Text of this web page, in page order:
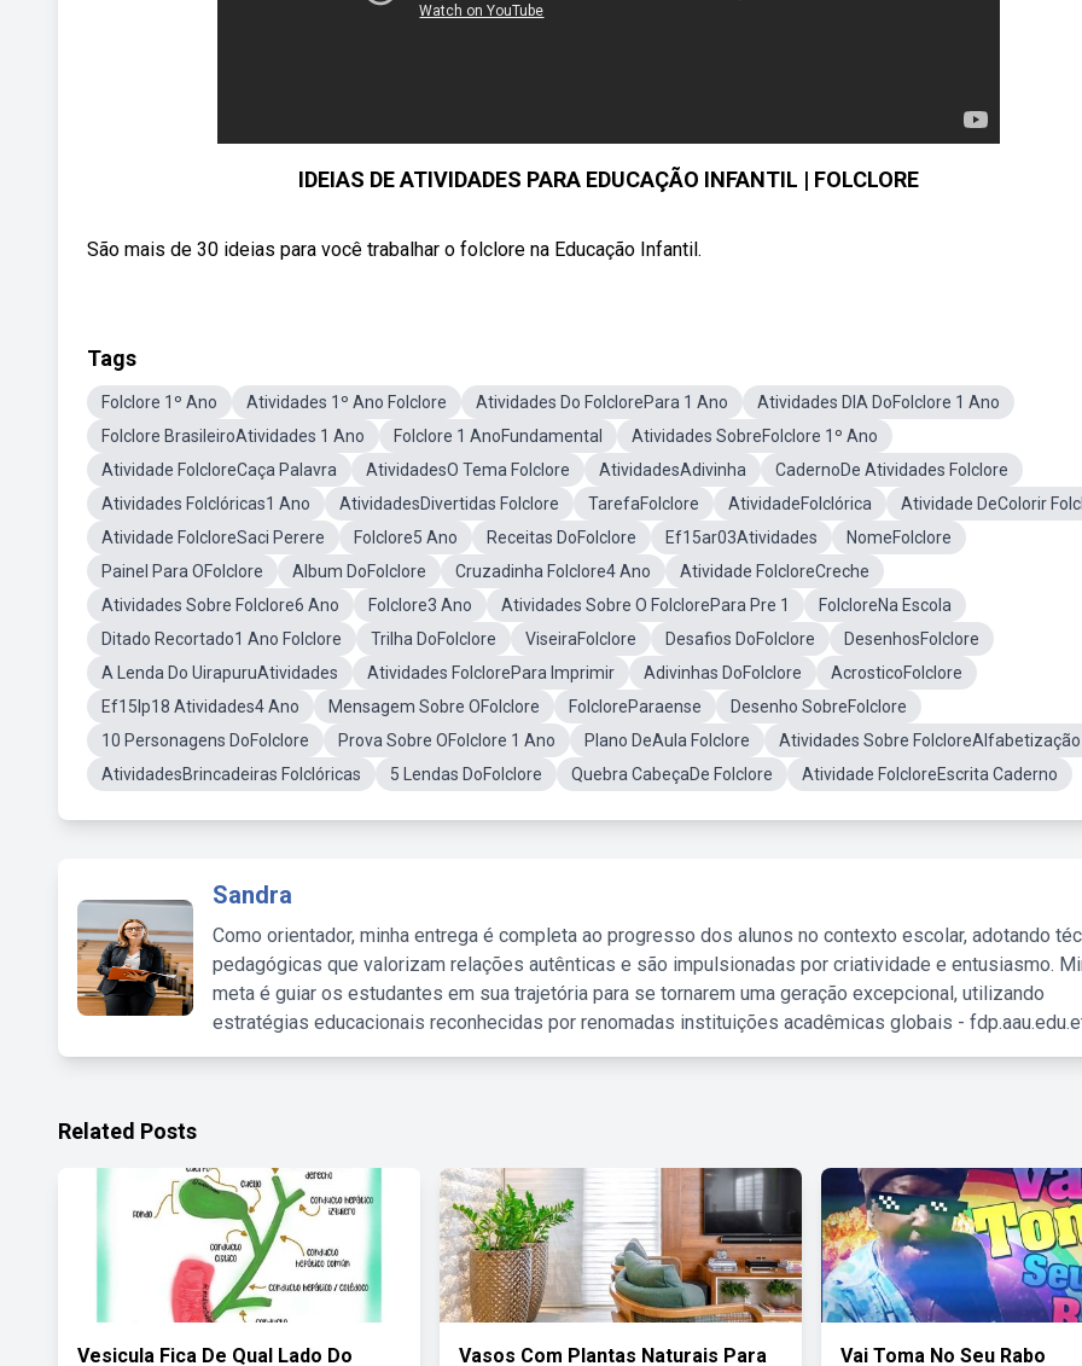
IDEIAS DE ATIVIDADES PARA EDUCAÇÃO INFANTIL | FOLCLORE
São mais de 30 ideias para você trabalhar o folclore na Educação Infantil.
Tags
Folclore 1º Ano Atividades 1º Ano Folclore Atividades Do FolclorePara 1 Ano
Atividades DIA DoFolclore 1 Ano
Folclore BrasileiroAtividades 1 Ano
Folclore 1 AnoFundamental
Atividades SobreFolclore 1º Ano
Atividade FolcloreCaça Palavra
AtividadesO Tema Folclore AtividadesAdivinha
CadernoDe Atividades Folclore
Atividades Folclóricas1 Ano
AtividadesDivertidas Folclore TarefaFolclore AtividadeFolclórica
Atividade DeColorir
Atividade FolcloreSaci Perere
Folclore5 Ano Receitas DoFolclore Ef15ar03Atividades
NomeFolclore
Painel Para OFolclore
Album DoFolclore Cruzadinha Folclore4 Ano
Atividade FolcloreCreche
Atividades Sobre Folclore6 Ano
Folclore3 Ano Atividades Sobre O FolclorePara Pre 1
FolcloreNa Escola
Ditado Recortado1 Ano Folclore
Trilha DoFolclore ViseiraFolclore Desafios DoFolclore
DesenhosFolclore
A Lenda Do UirapuruAtividades
Atividades FolclorePara Imprimir Adivinhas DoFolclore
AcrosticoFolclore
Ef15lp18 Atividades4 Ano
Mensagem Sobre OFolclore FolcloreParaense
Desenho SobreFolclore
10 Personagens DoFolclore
Prova Sobre OFolclore 1 Ano Plano DeAula Folclore
Atividades Sobre FolcloreAlfabetização
AtividadesBrincadeiras Folclóricas
5 Lendas DoFolclore Quebra CabeçaDe Folclore Atividade FolcloreEscrita Caderno
Sandra
Como orientador, minha entrega é completa ao progresso dos alunos no contexto escolar, adotando
pedagógicas que valorizam relações autênticas e são impulsionadas por criatividade e entusiasmo.
meta é guiar os estudantes em sua trajetória para se tornarem uma geração excepcional, utilizando
estratégias educacionais reconhecidas por renomadas instituições acadêmicas globais -
Related Posts
Vesicula Fica De Qual Lado Do Vasos Com Plantas Naturais Para Vai Toma No Seu Rabo